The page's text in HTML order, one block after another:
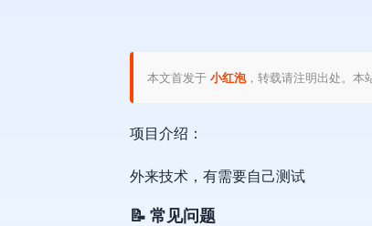
本文首发于 小红泡，转载请注明出处。本
项目介绍：
外来技术，有需要自己测试
📝 常见问题